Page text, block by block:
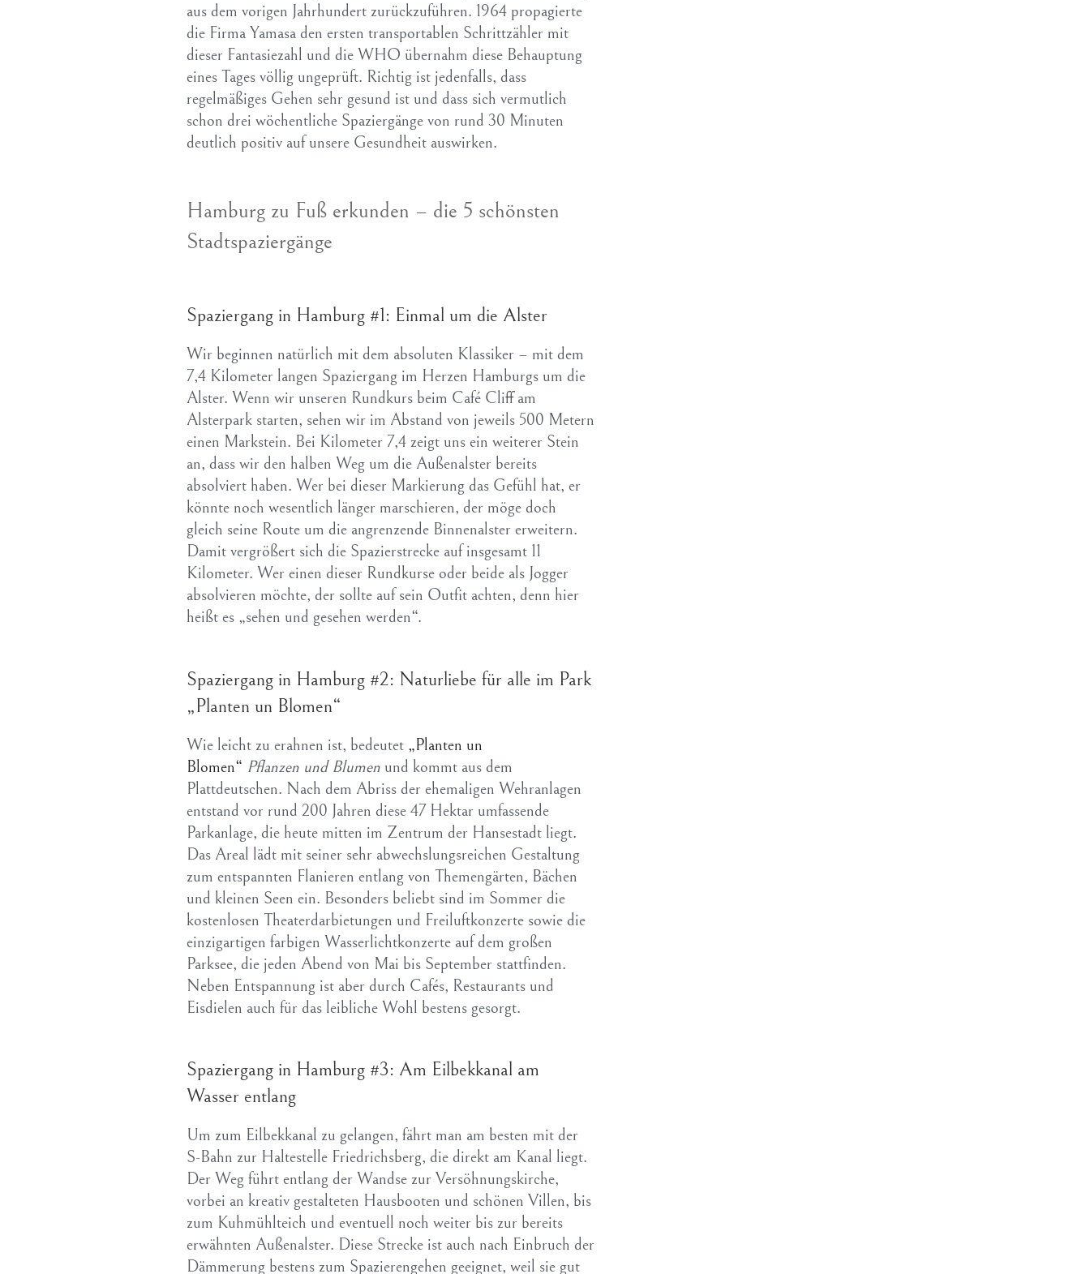
aus dem vorigen Jahrhundert zurückzuführen. 1964 propagierte
die Firma Yamasa den ersten transportablen Schrittzähler mit
dieser Fantasiezahl und die WHO übernahm diese Behauptung
eines Tages völlig ungeprüft. Richtig ist jedenfalls, dass
regelmäßiges Gehen sehr gesund ist und dass sich vermutlich
schon drei wöchentliche Spaziergänge von rund 30 Minuten
deutlich positiv auf unsere Gesundheit auswirken.
Hamburg zu Fuß erkunden – die 5 schönsten
Stadtspaziergänge
Spaziergang in Hamburg #1: Einmal um die Alster
Wir beginnen natürlich mit dem absoluten Klassiker – mit dem
7,4 Kilometer langen Spaziergang im Herzen Hamburgs um die
Alster. Wenn wir unseren Rundkurs beim Café Cliff am
Alsterpark starten, sehen wir im Abstand von jeweils 500 Metern
einen Markstein. Bei Kilometer 7,4 zeigt uns ein weiterer Stein
an, dass wir den halben Weg um die Außenalster bereits
absolviert haben. Wer bei dieser Markierung das Gefühl hat, er
könnte noch wesentlich länger marschieren, der möge doch
gleich seine Route um die angrenzende Binnenalster erweitern.
Damit vergrößert sich die Spazierstrecke auf insgesamt 11
Kilometer. Wer einen dieser Rundkurse oder beide als Jogger
absolvieren möchte, der sollte auf sein Outfit achten, denn hier
heißt es „sehen und gesehen werden“.
Spaziergang in Hamburg #2: Naturliebe für alle im Park
„Planten un Blomen“
Wie leicht zu erahnen ist, bedeutet „Planten un
Blomen“ Pflanzen und Blumen und kommt aus dem
Plattdeutschen. Nach dem Abriss der ehemaligen Wehranlagen
entstand vor rund 200 Jahren diese 47 Hektar umfassende
Parkanlage, die heute mitten im Zentrum der Hansestadt liegt.
Das Areal lädt mit seiner sehr abwechslungsreichen Gestaltung
zum entspannten Flanieren entlang von Themengärten, Bächen
und kleinen Seen ein. Besonders beliebt sind im Sommer die
kostenlosen Theaterdarbietungen und Freiluftkonzerte sowie die
einzigartigen farbigen Wasserlichtkonzerte auf dem großen
Parksee, die jeden Abend von Mai bis September stattfinden.
Neben Entspannung ist aber durch Cafés, Restaurants und
Eisdielen auch für das leibliche Wohl bestens gesorgt.
Spaziergang in Hamburg #3: Am Eilbekkanal am
Wasser entlang
Um zum Eilbekkanal zu gelangen, fährt man am besten mit der
S-Bahn zur Haltestelle Friedrichsberg, die direkt am Kanal liegt.
Der Weg führt entlang der Wandse zur Versöhnungskirche,
vorbei an kreativ gestalteten Hausbooten und schönen Villen, bis
zum Kuhmühlteich und eventuell noch weiter bis zur bereits
erwähnten Außenalster. Diese Strecke ist auch nach Einbruch der
Dämmerung bestens zum Spazierengehen geeignet, weil sie gut